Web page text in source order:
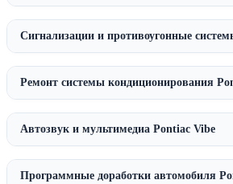
Сигнализации и противоугонные
Ремонт системы кондиционирования
Автозвук и мультимедиа Pontiac Vibe
Программные доработки автомобиля